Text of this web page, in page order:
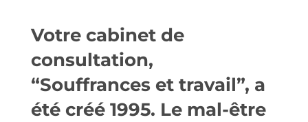
Votre cabinet de
consultation,
“Souffrances et travail”, a
été créé 1995. Le mal-être